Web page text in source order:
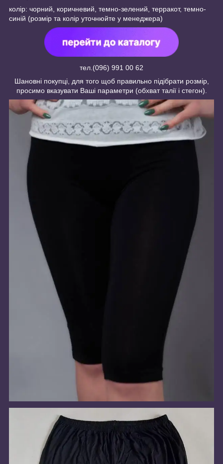
колір: чорний, коричневий, темно-зелений, терракот, темно-
синій (розмір та колір уточнюйте у менеджера)
тел.(096) 991 00 62
Шановні покупці, для того щоб правильно підібрати розмір,
просимо вказувати Ваші параметри (обхват талії і стегон).